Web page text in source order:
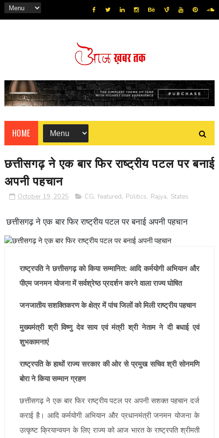
HOME
छत्तीसगढ़ ने एक बार फिर राष्ट्रीय पटल पर बनाई
अपनी पहचान
October 19, 2025 CG, featured, Politics, Rajya, States
छत्तीसगढ़ ने एक बार फिर राष्ट्रीय पटल पर बनाई अपनी पहचान
राष्ट्रपति ने छत्तीसगढ़ को किया सम्मानित: आदि कर्मयोगी अभियान और
पीएम जनमन योजना में सर्वश्रेष्ठ प्रदर्शन करने वाला राज्य घोषित
जनजातीय सशक्तिकरण के क्षेत्र में पांच जिलों को मिली राष्ट्रीय पहचान
मुख्यमंत्री श्री विष्णु देव साय एवं मंत्री श्री नेताम ने दी बधाई एवं
शुभकामनाएं
राष्ट्रपति के हाथों राज्य सरकार की ओर से प्रमुख सचिव श्री सोनमणि
बोरा ने किया सम्मान ग्रहण
छत्तीसगढ़ ने एक बार फिर राष्ट्रीय पटल पर अपनी सशक्त पहचान दर्ज
कराई है। आदि कर्मयोगी अभियान और प्रधानमंत्री जनमन योजना के
उत्कृष्ट क्रियान्वयन के लिए राज्य को आज भारत के राष्ट्रपति श्रीमती